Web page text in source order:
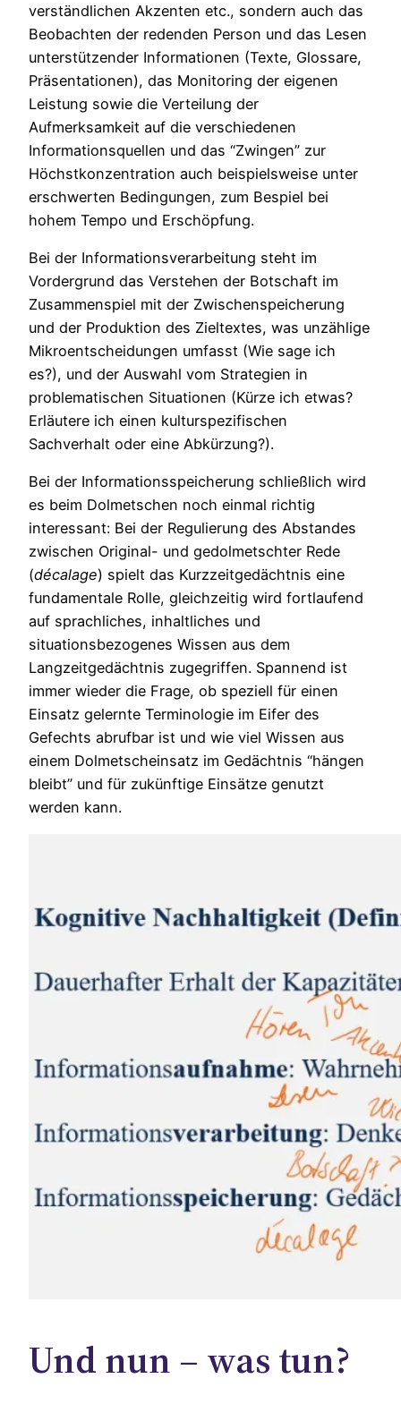
verständlichen Akzenten etc., sondern auch das
Beobachten der redenden Person und das Lesen
unterstützender Informationen (Texte, Glossare,
Präsentationen), das Monitoring der eigenen
Leistung sowie die Verteilung der
Aufmerksamkeit auf die verschiedenen
Informationsquellen und das “Zwingen” zur
Höchstkonzentration auch beispielsweise unter
erschwerten Bedingungen, zum Bespiel bei
hohem Tempo und Erschöpfung.
Bei der Informationsverarbeitung steht im
Vordergrund das Verstehen der Botschaft im
Zusammenspiel mit der Zwischenspeicherung
und der Produktion des Zieltextes, was unzählige
Mikroentscheidungen umfasst (Wie sage ich
es?), und der Auswahl vom Strategien in
problematischen Situationen (Kürze ich etwas?
Erläutere ich einen kulturspezifischen
Sachverhalt oder eine Abkürzung?).
Bei der Informationsspeicherung schließlich wird
es beim Dolmetschen noch einmal richtig
interessant: Bei der Regulierung des Abstandes
zwischen Original- und gedolmetschter Rede
(décalage) spielt das Kurzzeitgedächtnis eine
fundamentale Rolle, gleichzeitig wird fortlaufend
auf sprachliches, inhaltliches und
situationsbezogenes Wissen aus dem
Langzeitgedächtnis zugegriffen. Spannend ist
immer wieder die Frage, ob speziell für einen
Einsatz gelernte Terminologie im Eifer des
Gefechts abrufbar ist und wie viel Wissen aus
einem Dolmetscheinsatz im Gedächtnis “hängen
bleibt” und für zukünftige Einsätze genutzt
werden kann.
Und nun – was tun?